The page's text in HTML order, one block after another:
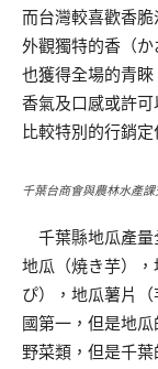
而台灣較喜歡香
外觀獨特的香（か
也獲得全場的青
香氣及口感或許
比較特別的行銷定
千葉台商會與農林水產
千葉縣地瓜產量
地瓜（焼き芋）
ぴ），地瓜薯片
國第一，但是地
野菜類，但是千